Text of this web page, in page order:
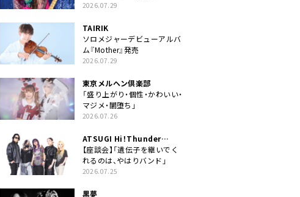
2026.07.29
TAIRIK
ソロメジャーデビューアルバ
ム『Mother』発売
2026.07.29
東京メルヘン倶楽部
「盛り上がり・個性・かわいい・
マジメ・闇堕ち」
2026.07.26
ATSUGI Hi！Thunder
Rock Festival
【座談会】「遺伝子を継いでく
れるのは、やはりバンド」
2026.07.25
黒夢